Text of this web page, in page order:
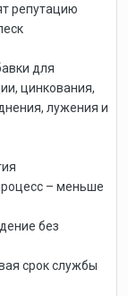
репутацию
для
цинкования,
лужения и
– меньше
без
срок службы